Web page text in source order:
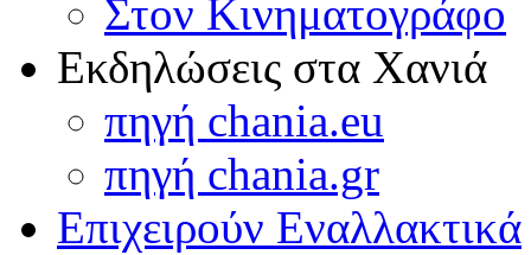
Στον Κινηματογράφο
Εκδηλώσεις στα Χανιά
πηγή chania.eu
πηγή chania.gr
Επιχειρούν Εναλλακτικά